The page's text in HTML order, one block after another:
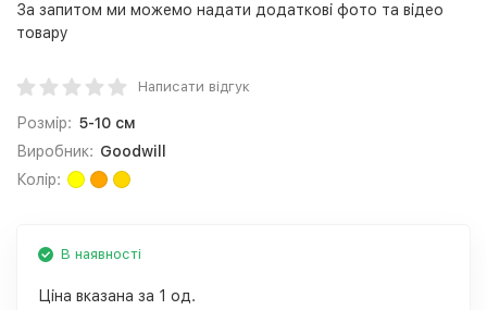
За запитом ми можемо надати додаткові фото та відео
товару
Написати відгук
Розмір: 5-10 см
Виробник: Goodwill
Колір:
В наявності
Ціна вказана за 1 од.